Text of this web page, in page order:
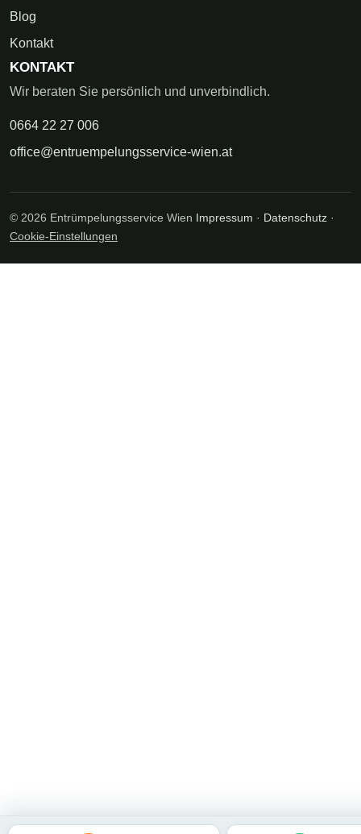
Blog
Kontakt
KONTAKT
Wir beraten Sie persönlich und unverbindlich.
0664 22 27 006
office@entruempelungsservice-wien.at
© 2026 Entrümpelungsservice Wien Impressum · Datenschutz ·
Cookie-Einstellungen